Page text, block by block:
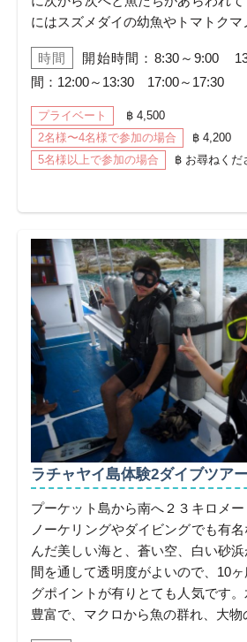
にはスズメダイの幼魚やトマトクマ
時間
開始時間：8:30～9:00
間：12:00～13:30 17:00～17:30
プライベート
฿ 4,500
2名様〜4名様で参加の場合
฿ 4,200
5名様以上で参加の場合
฿ お尋ねくだ
ラチャヤイ島体験2ダイブツア
プーケット島から南へ２３キロメ
ノーケリングやダイビングでも有
んだ美しい海と、蒼い空、白い砂
間を通して透明度がよいので、10
グポイントが有りとても人気です
豊富で、マクロから魚の群れ、大